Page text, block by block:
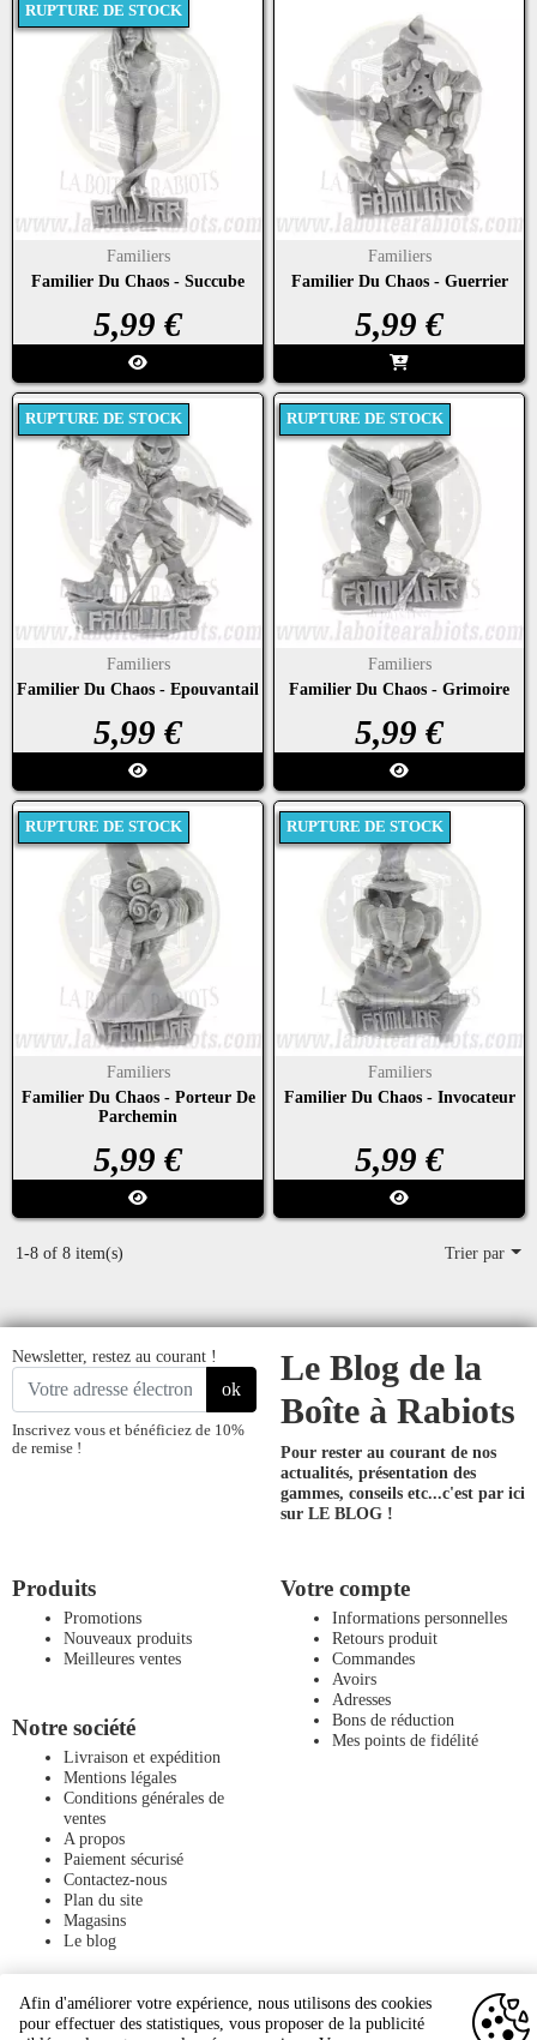
Familiers
Familier Du Chaos - Succube
RUPTURE DE STOCK
Prix
5,99 €
Familiers
Familier Du Chaos - Guerrier
Prix
5,99 €
Familiers
Familier Du Chaos - Epouvantail
RUPTURE DE STOCK
Prix
5,99 €
Familiers
Familier Du Chaos - Grimoire
RUPTURE DE STOCK
Prix
5,99 €
Familiers
Familier Du Chaos - Porteur De
Parchemin
RUPTURE DE STOCK
Prix
5,99 €
Familiers
Familier Du Chaos - Invocateur
RUPTURE DE STOCK
Prix
5,99 €
1-8 of 8 item(s) Trier par
Newsletter, restez au courant !
ok
Inscrivez vous et bénéficiez de 10%
de remise !
Le Blog de la
Boîte à Rabiots
Pour rester au courant de nos
actualités, présentation des
gammes, conseils etc...c'est par ici
sur LE BLOG !
Produits
Promotions
Nouveaux produits
Meilleures ventes
Notre société
Livraison et expédition
Mentions légales
Conditions générales de
ventes
A propos
Paiement sécurisé
Contactez-nous
Plan du site
Magasins
Le blog
Votre compte
Informations personnelles
Retours produit
Commandes
Avoirs
Adresses
Bons de réduction
Mes points de fidélité
Afin d'améliorer votre expérience, nous utilisons des cookies
pour effectuer des statistiques, vous proposer de la publicité